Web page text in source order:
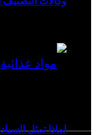
لماذا تمثل